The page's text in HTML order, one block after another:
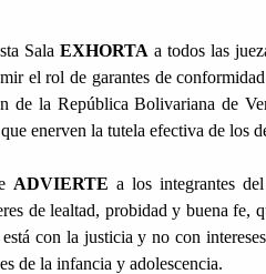
SalaEXHORTA a todos las
el rol de garantes de
de la República Bolivariana de
enerven la tutela efectiva de los
ADVIERTE a los integrantes
de lealtad, probidad y buena fe,
con la justicia y no con
de la infancia y adolescencia.